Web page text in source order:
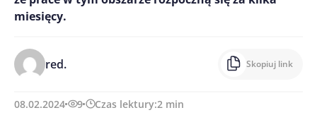
miesięcy.
red. Skopiuj link
08.02.2024 9 Czas lektury:2 min